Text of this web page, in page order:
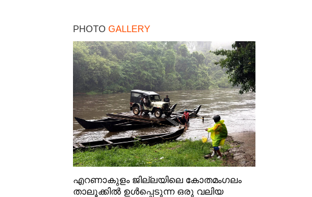
PHOTO GALLERY
എറണാകുളം ജില്ലയിലെ കോതമംഗലം
താലൂക്കിൽ ഉൾപ്പെടുന്ന ഒരു വലിയ